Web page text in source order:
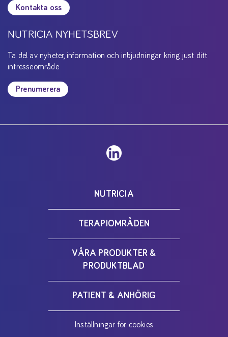
Kontakta oss
NUTRICIA NYHETSBREV
Ta del av nyheter, information och inbjudningar kring just ditt
intresseområde
Prenumerera
NUTRICIA
TERAPIOMRÅDEN
VÅRA PRODUKTER &
PRODUKTBLAD
PATIENT & ANHÖRIG
Inställningar för cookies